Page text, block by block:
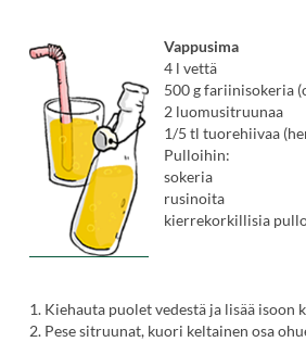
Vappusima
4 l vettä
500 g fariinisokeria
2 luomusitruunaa
1/5 tl tuorehiivaa
Pulloihin:
sokeria
rusinoita
kierrekorkillisia
1. Kiehauta puolet vedestä ja lisää isoon
2. Pese sitruunat, kuori keltainen osa